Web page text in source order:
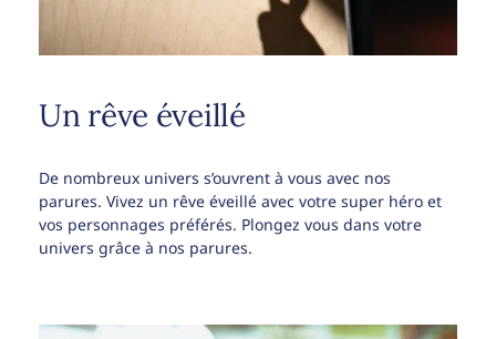
Un rêve éveillé
De nombreux univers s’ouvrent à vous avec nos
parures. Vivez un rêve éveillé avec votre super héro et
vos personnages préférés. Plongez vous dans votre
univers grâce à nos parures.